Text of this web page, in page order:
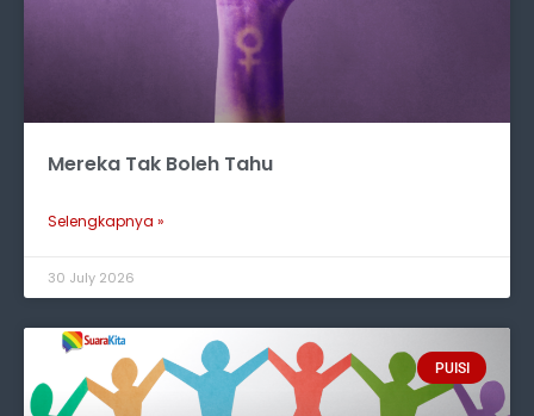
Mereka Tak Boleh Tahu
Selengkapnya »
30 July 2026
PUISI